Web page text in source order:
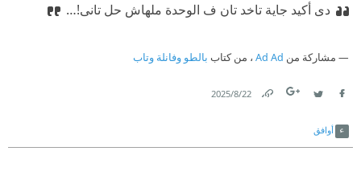
دى أكيد جاية تاخد تان ف الوحدة ملهاش حل تانى!…
مشاركة من Ad Ad ، من كتاب بالطو وفانلة وتاب
22‏/8‏/2025
أوافق